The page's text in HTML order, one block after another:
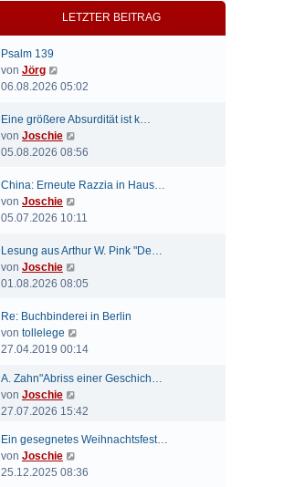
LETZTER BEITRAG
Psalm 139
von Jörg
e
e
s
t
r
B
e
t
r
a
06.08.2026 05:02
Eine größere Absurdität ist k…
von Joschie
e
e
t
r
e
t
r
a
05.08.2026 08:56
China: Erneute Razzia in Haus…
von Joschie
e
e
t
r
B
e
t
a
05.07.2026 10:11
Lesung aus Arthur W. Pink "De…
von Joschie
e
e
s
t
r
e
t
a
01.08.2026 08:05
Re: Buchbinderei in Berlin
von tollelege
e
e
t
e
27.04.2019 00:14
A. Zahn"Abriss einer Geschich…
von Joschie
e
e
t
27.07.2026 15:42
Ein gesegnetes Weihnachtsfest…
von Joschie
e
25.12.2025 08:36